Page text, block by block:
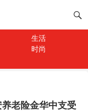
生活
时尚
老险金华中支受